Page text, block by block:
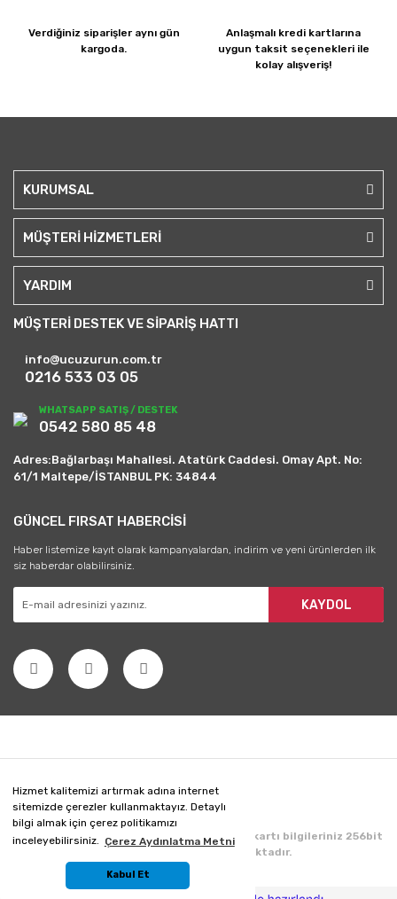
Hizmet kalitemizi artırmak adına internet
sitemizde çerezler kullanmaktayız. Detaylı
bilgi almak için çerez politikamızı
inceleyebilirsiniz. Çerez Aydınlatma Metni
Kabul Et
Verdiğiniz siparişler aynı gün
kargoda.
Anlaşmalı kredi kartlarına
uygun taksit seçenekleri ile
kolay alışveriş!
KURUMSAL
MÜŞTERİ HİZMETLERİ
YARDIM
MÜŞTERİ DESTEK VE SİPARİŞ HATTI
info@ucuzurun.com.tr
0216 533 03 05
WHATSAPP SATIŞ / DESTEK
0542 580 85 48
Adres:Bağlarbaşı Mahallesi. Atatürk Caddesi. Omay Apt. No:
61/1 Maltepe/İSTANBUL PK: 34844
GÜNCEL FIRSAT HABERCİSİ
Haber listemize kayıt olarak kampanyalardan, indirim ve yeni ürünlerden ilk
siz haberdar olabilirsiniz.
KAYDOL
Copyright 2020 © Her hakkı saklıdır. Kredi kartı bilgileriniz 256bit
SSL sertifikası ile korunmaktadır.